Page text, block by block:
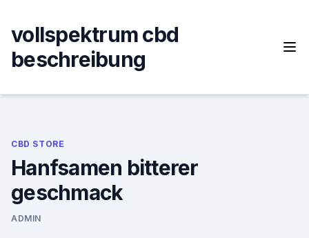
content
vollspektrum cbd
beschreibung
CBD STORE
Hanfsamen bitterer
geschmack
ADMIN